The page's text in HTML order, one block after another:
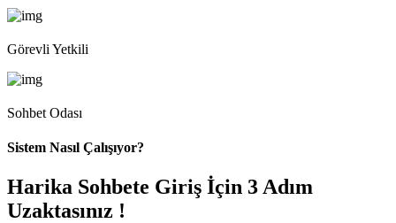
Görevli Yetkili
Sohbet Odası
Sistem Nasıl Çalışıyor?
Harika Sohbete Giriş İçin 3 Adım
Uzaktasınız !